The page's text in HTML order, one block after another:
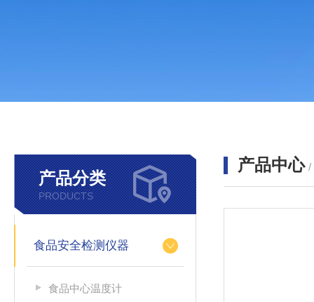
产品分类
PRODUCTS
食品安全检测仪器
食品中心温度计
产品中心 /